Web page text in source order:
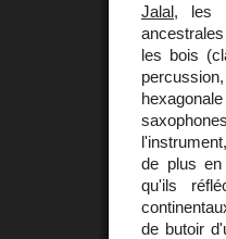
Jalal, les
les bois
de plus en
qu'ils
de butoir